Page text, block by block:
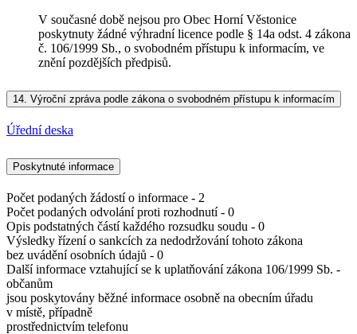
V současné době nejsou pro Obec Horní Věstonice
poskytnuty žádné výhradní licence podle § 14a odst. 4 zákona
č. 106/1999 Sb., o svobodném přístupu k informacím, ve
znění pozdějších předpisů.
14. Výroční zpráva podle zákona o svobodném přístupu k informacím
Úřední deska
Poskytnuté informace
Počet podaných žádostí o informace - 2
Počet podaných odvolání proti rozhodnutí - 0
Opis podstatných částí každého rozsudku soudu - 0
Výsledky řízení o sankcích za nedodržování tohoto zákona
bez uvádění osobních údajů - 0
Další informace vztahující se k uplatňování zákona 106/1999 Sb. -
občanům
jsou poskytovány běžné informace osobně na obecním úřadu
v místě, případně
prostřednictvím telefonu